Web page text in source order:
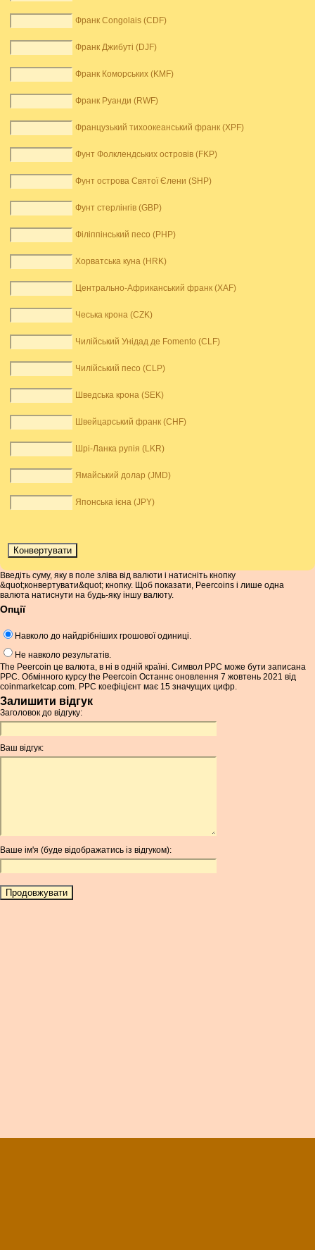
Франк Congolais (CDF)
Франк Джибуті (DJF)
Франк Коморських (KMF)
Франк Руанди (RWF)
Французький тихоокеанський франк (XPF)
Фунт Фолклендських островів (FKP)
Фунт острова Святої Єлени (SHP)
Фунт стерлінгів (GBP)
Філіппінський песо (PHP)
Хорватська куна (HRK)
Центрально-Африканський франк (XAF)
Чеська крона (CZK)
Чилійський Унідад де Fomento (CLF)
Чилійський песо (CLP)
Шведська крона (SEK)
Швейцарський франк (CHF)
Шрі-Ланка рупія (LKR)
Ямайський долар (JMD)
Японська ієна (JPY)
Введіть суму, яку в поле зліва від валюти і натисніть кнопку
&quot;конвертувати&quot; кнопку. Щоб показати, Peercoins і лише одна
валюта натиснути на будь-яку іншу валюту.
Опції
Навколо до найдрібніших грошової одиниці.
Не навколо результатів.
The Peercoin це валюта, в ні в одній країні. Символ PPC може бути записана
PPC. Обмінного курсу the Peercoin Останнє оновлення 7 жовтень 2021 від
coinmarketcap.com. PPC коефіцієнт має 15 значущих цифр.
Залишити відгук
Заголовок до відгуку:
Ваш відгук:
Ваше ім'я (буде відображатись із відгуком):